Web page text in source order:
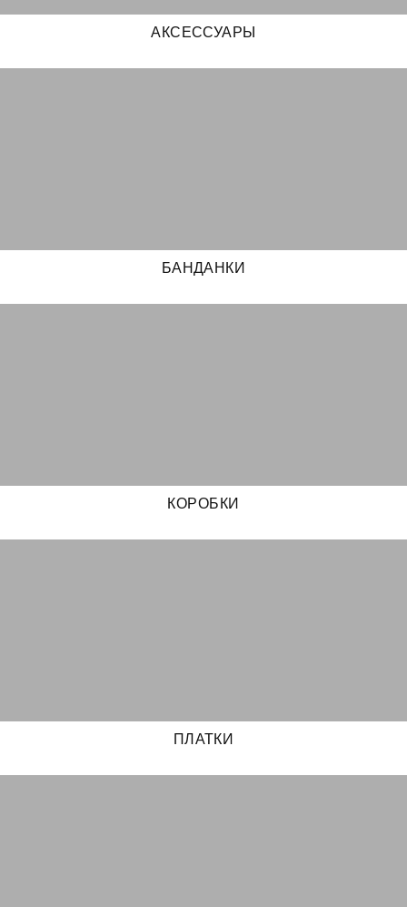
АКСЕССУАРЫ
БАНДАНКИ
КОРОБКИ
ПЛАТКИ